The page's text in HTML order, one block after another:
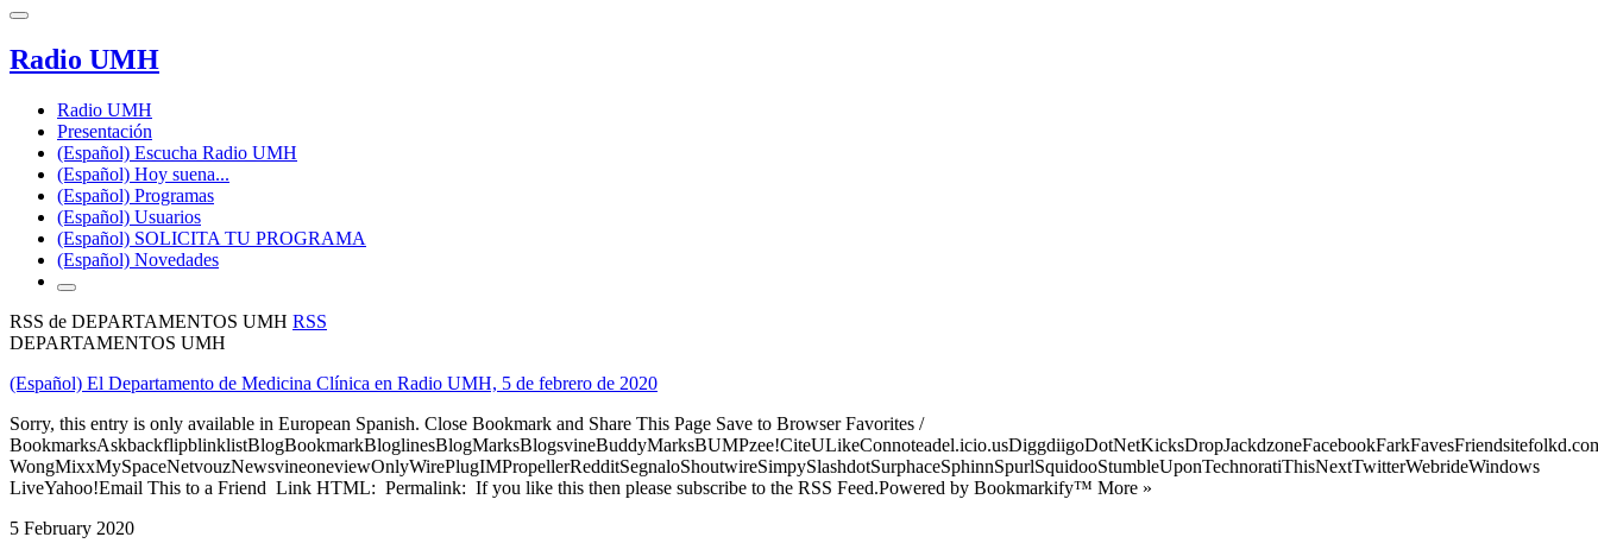
Radio UMH
Radio UMH
Presentación
(Español) Escucha Radio UMH
(Español) Hoy suena...
(Español) Programas
(Español) Usuarios
(Español) SOLICITA TU PROGRAMA
(Español) Novedades
RSS de DEPARTAMENTOS UMH RSS
DEPARTAMENTOS UMH
(Español) El Departamento de Medicina Clínica en Radio UMH, 5 de febrero de 2020
Sorry, this entry is only available in European Spanish. Close Bookmark and Share This Page Save to Browser Favorites /
WongMixxMySpaceNetvouzNewsvineoneviewOnlyWirePlugIMPropellerRedditSegnaloShoutwireSimpySlashdotSurphaceSphinnSpurlSquidooStumbleUponTechnoratiThisNextTwitterWebrideWindows
LiveYahoo!Email This to a Friend Link HTML: Permalink: If you like this then please subscribe to the RSS Feed.Powered by Bookmarkify™ More »
5 February 2020